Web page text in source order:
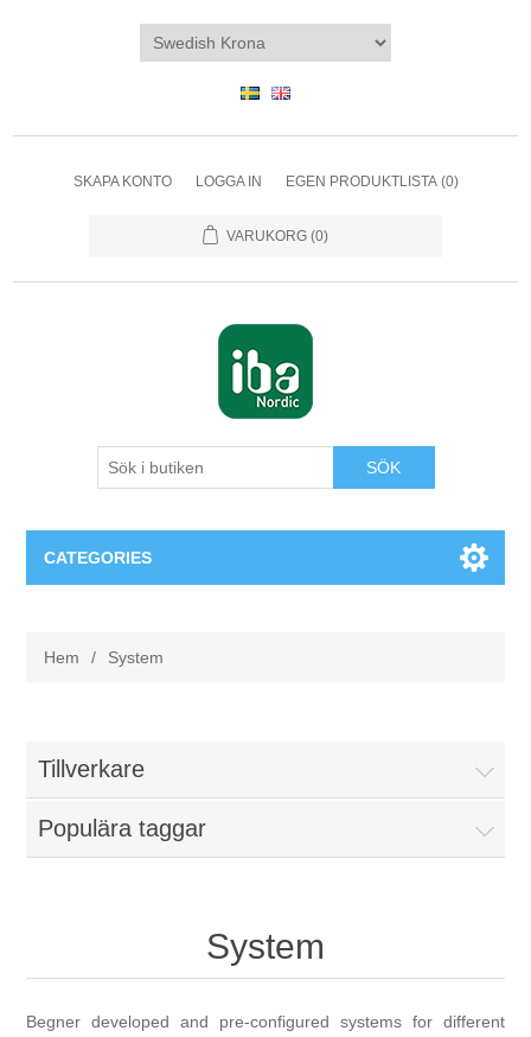
SKAPA KONTO LOGGA IN EGEN PRODUKTLISTA (0)
VARUKORG (0)
SÖK
CATEGORIES
Processanalys
Kvalitetsdokumentation
Tillståndsövervakning
Vibrationsanalys
Programvara
Hårdvara
Event
Utbildning
Begner Machines
Hem / System
Tillverkare
Populära taggar
System
Begner developed and pre-configured systems for different